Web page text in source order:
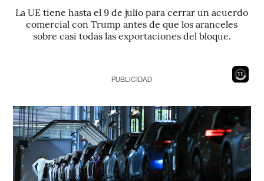
La UE tiene hasta el 9 de julio para cerrar un acuerdo
comercial con Trump antes de que los aranceles
sobre casi todas las exportaciones del bloque.
9
PUBLICIDAD